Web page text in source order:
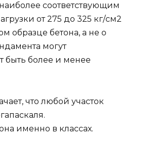
соответствующим
от 275 до 325 кг/см2
образце бетона, а не о
могут
быть более и менее
что любой участок
именно в классах.